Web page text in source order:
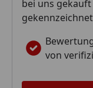
bei uns
von